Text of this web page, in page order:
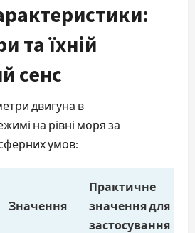
та їхній
сенс
двигуна в
на рівні моря за
умов:
Значення
Практичне
значення для
застосування